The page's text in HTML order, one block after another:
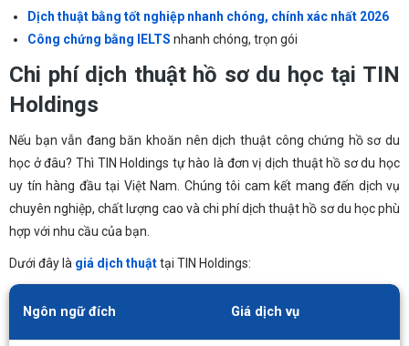
Dịch thuật bằng tốt nghiệp nhanh chóng, chính xác nhất 2026
Công chứng bằng IELTS nhanh chóng, trọn gói
Chi phí dịch thuật hồ sơ du học tại TIN
Holdings
Nếu bạn vẫn đang băn khoăn nên dịch thuật công chứng hồ sơ du
học ở đâu? Thì TIN Holdings tự hào là đơn vị dịch thuật hồ sơ du học
uy tín hàng đầu tại Việt Nam. Chúng tôi cam kết mang đến dịch vụ
chuyên nghiệp, chất lượng cao và chi phí dịch thuật hồ sơ du học phù
hợp với nhu cầu của bạn.
Dưới đây là giá dịch thuậttại TIN Holdings:
Ngôn ngữ đích Giá dịch vụ